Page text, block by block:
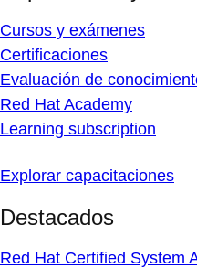
Cursos y exámenes
Certificaciones
Evaluación de
Red Hat Academy
Learning subscription
Explorar capacitaciones
Destacados
Red Hat Certified System